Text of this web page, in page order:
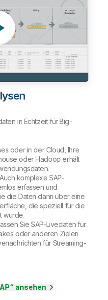
in Echtzeit für Big-
oder in der Cloud, Ihre
oder Hadoop erhält
Auch komplexe SAP-
erfassen und
die Daten dann über eine
die speziell für die
wurde.
Sie SAP-Livedaten für
oder anderen Zielen
für Streaming-
ansehen